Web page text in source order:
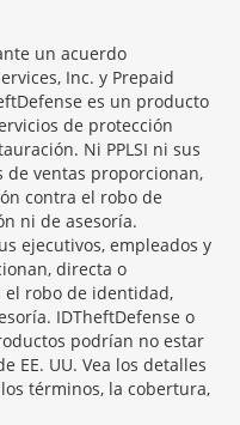
un acuerdo
Inc. y Prepaid
es un producto
de protección
Ni PPLSI ni sus
de ventas proporcionan,
contra el robo de
ni de asesoría.
ejecutivos, empleados y
directa o
robo de identidad,
IDTheftDefense o
podrían no estar
EE. UU. Vea los detalles
términos, la cobertura,